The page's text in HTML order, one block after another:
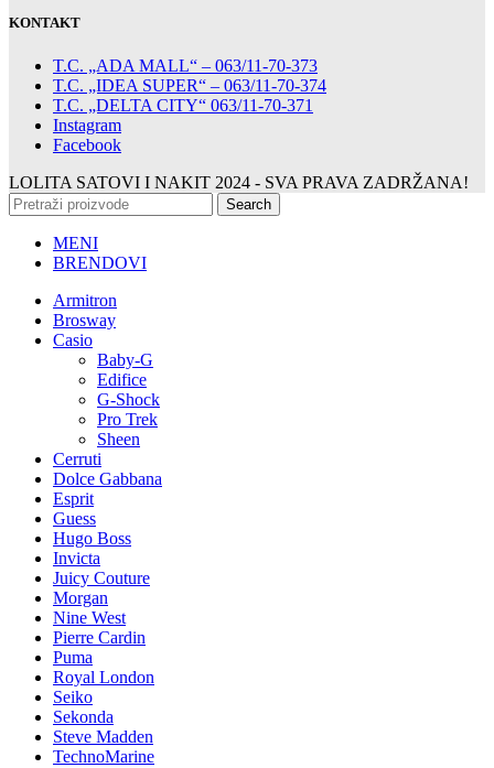
KONTAKT
T.C. „ADA MALL“ – 063/11-70-373
T.C. „IDEA SUPER“ – 063/11-70-374
T.C. „DELTA CITY“ 063/11-70-371
Instagram
Facebook
LOLITA SATOVI I NAKIT 2024 - SVA PRAVA ZADRŽANA!
Search
MENI
BRENDOVI
Armitron
Brosway
Casio
Baby-G
Edifice
G-Shock
Pro Trek
Sheen
Cerruti
Dolce Gabbana
Esprit
Guess
Hugo Boss
Invicta
Juicy Couture
Morgan
Nine West
Pierre Cardin
Puma
Royal London
Seiko
Sekonda
Steve Madden
TechnoMarine